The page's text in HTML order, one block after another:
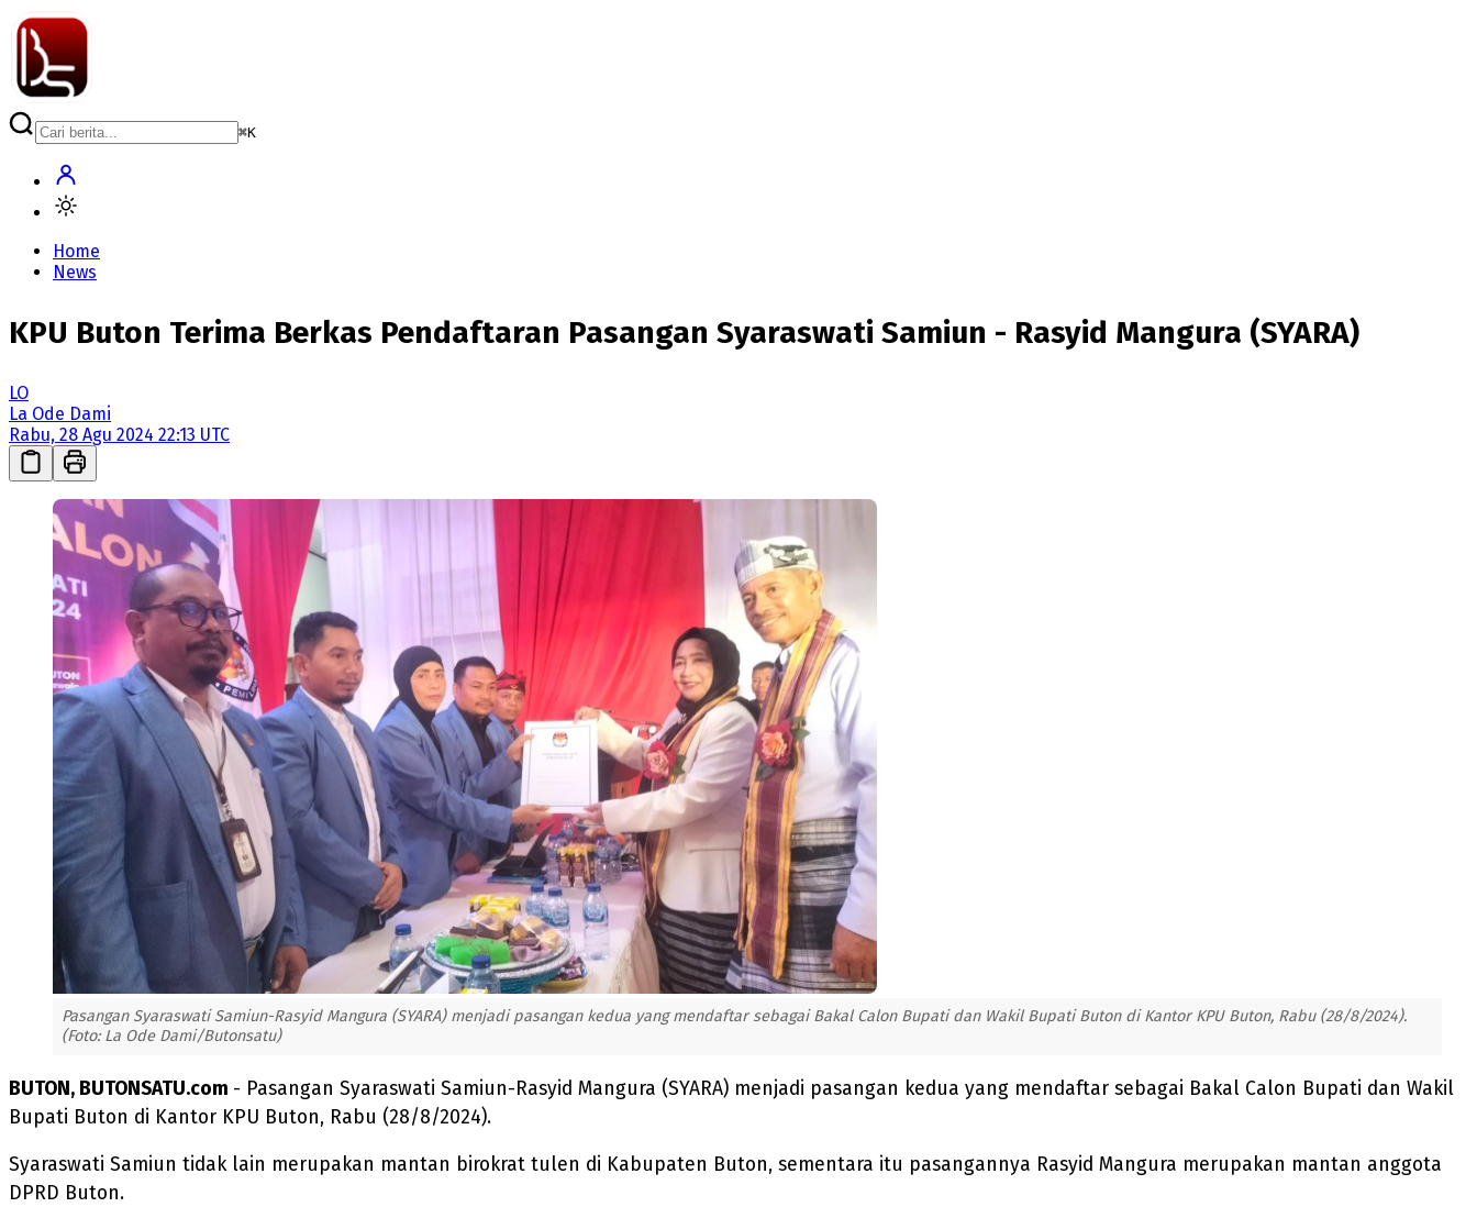
⌘K
Home
News
KPU Buton Terima Berkas Pendaftaran Pasangan Syaraswati Samiun - Rasyid Mangura (SYARA)
LO
La Ode Dami
Rabu, 28 Agu 2024 22:13 UTC
Pasangan Syaraswati Samiun-Rasyid Mangura (SYARA) menjadi pasangan kedua yang mendaftar sebagai Bakal Calon Bupati dan Wakil Bupati Buton di Kantor KPU Buton, Rabu (28/8/2024).
(Foto: La Ode Dami/Butonsatu)
BUTON, BUTONSATU.com - Pasangan Syaraswati Samiun-Rasyid Mangura (SYARA) menjadi pasangan kedua yang mendaftar sebagai Bakal Calon Bupati dan Wakil
Bupati Buton di Kantor KPU Buton, Rabu (28/8/2024).
Syaraswati Samiun tidak lain merupakan mantan birokrat tulen di Kabupaten Buton, sementara itu pasangannya Rasyid Mangura merupakan mantan anggota
DPRD Buton.